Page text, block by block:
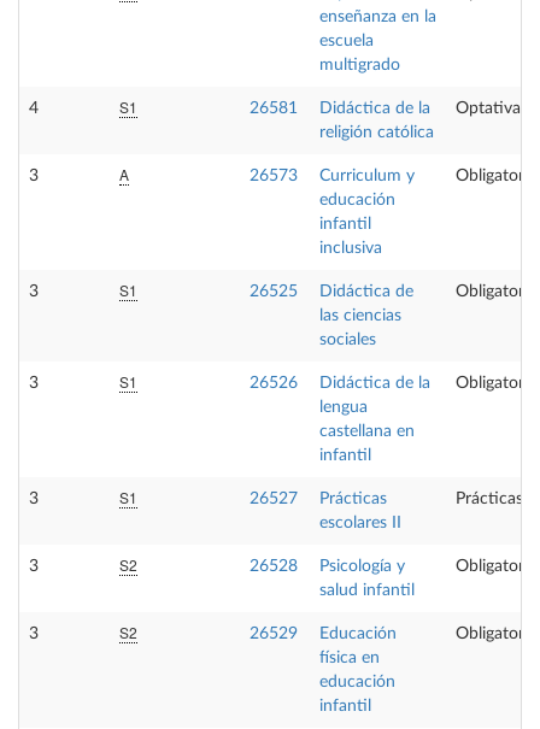
enseñanza en la
escuela
multigrado
4 S1 26581
Didáctica de la
religión católica
Optativa
3 A 26573
Curriculum y
educación
infantil
inclusiva
Obligatoria
3 S1 26525
Didáctica de
las ciencias
sociales
Obligatoria
3 S1 26526
Didáctica de la
lengua
castellana en
infantil
Obligatoria
3 S1 26527
Prácticas
escolares II
Prácticas
3 S2 26528
Psicología y
salud infantil
Obligatoria
3 S2 26529
Educación
física en
educación
infantil
Obligatoria